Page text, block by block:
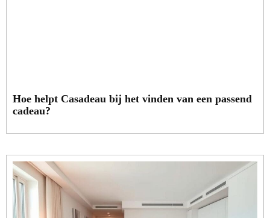
Hoe helpt Casadeau bij het vinden van een passend
cadeau?